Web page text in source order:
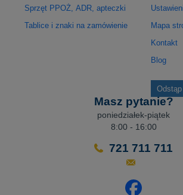
Sprzęt PPOŻ, ADR, apteczki
Tablice i znaki na zamówienie
Mapa
Kontakt
Blog
Masz pytanie?
poniedziałek-piątek
8:00 - 16:00
721 711 711
Odwiedź